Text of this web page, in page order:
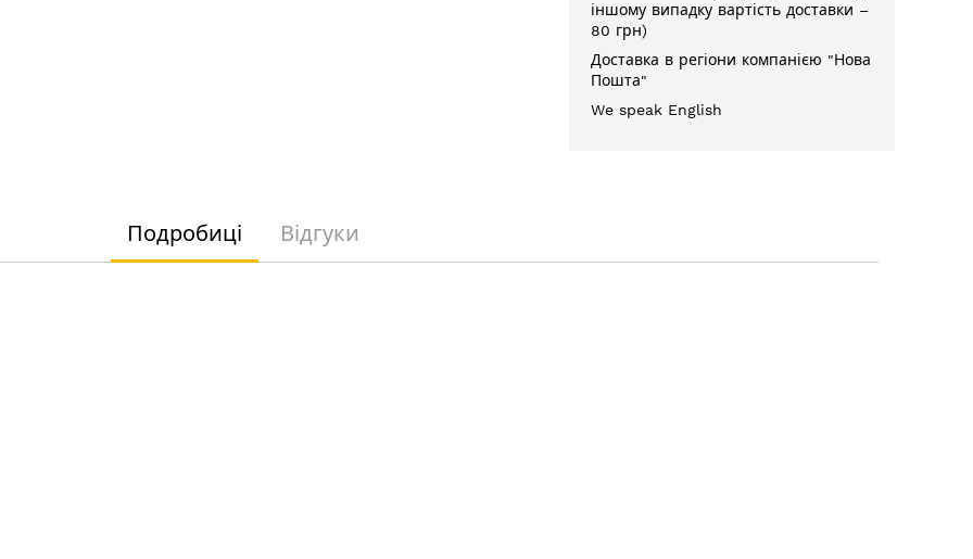
іншому випадку вартість доставки –
80 грн)
Доставка в регіони компанією "Нова
Пошта"
We speak English
Подробиці Відгуки